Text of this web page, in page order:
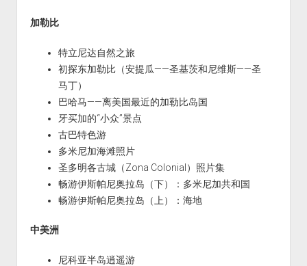
加勒比
特立尼达自然之旅
初探东加勒比（安提瓜——圣基茨和尼维斯——圣
马丁）
巴哈马——离美国最近的加勒比岛国
牙买加的“小众”景点
古巴特色游
多米尼加海滩照片
圣多明各古城（Zona Colonial）照片集
畅游伊斯帕尼奥拉岛（下）：多米尼加共和国
畅游伊斯帕尼奥拉岛（上）：海地
中美洲
尼科亚半岛逍遥游